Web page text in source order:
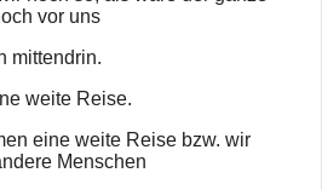
vor uns
mittendrin.
weite Reise.
eine weite Reise bzw. wir
Menschen